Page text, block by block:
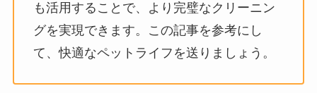
も活用することで、より完璧なクリーニン
グを実現できます。この記事を参考にし
て、快適なペットライフを送りましょう。